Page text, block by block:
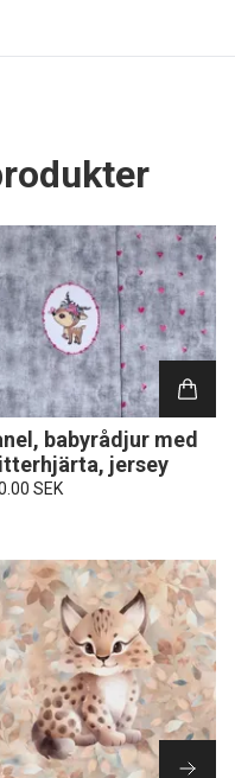
babyrådjur med
jersey
SEK